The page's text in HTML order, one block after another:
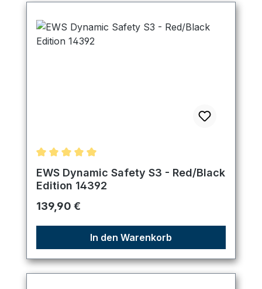
Durchschnittliche Bewertung von 5 von 5 Sternen
EWS Dynamic Safety S3 - Red/Black
Edition 14392
Regulärer Preis:
139,90 €
In den Warenkorb